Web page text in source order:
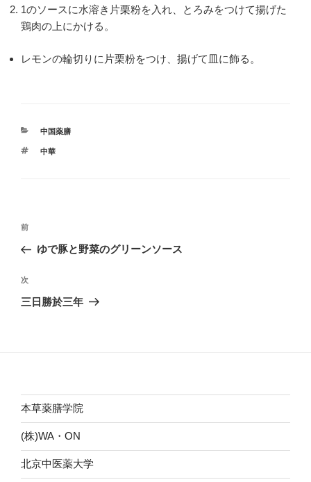
1のソースに水溶き片栗粉を入れ、とろみをつけて揚げた
鶏肉の上にかける。
レモンの輪切りに片栗粉をつけ、揚げて皿に飾る。
カ
ゴ
中国薬膳
タ
中華
投
ナ
ビ
ゲ
前
の
稿
前
ゆで豚と野菜のグリーンソース
次
の
次
三日勝於三年
本草薬膳学院
(株)WA・ON
北京中医薬大学